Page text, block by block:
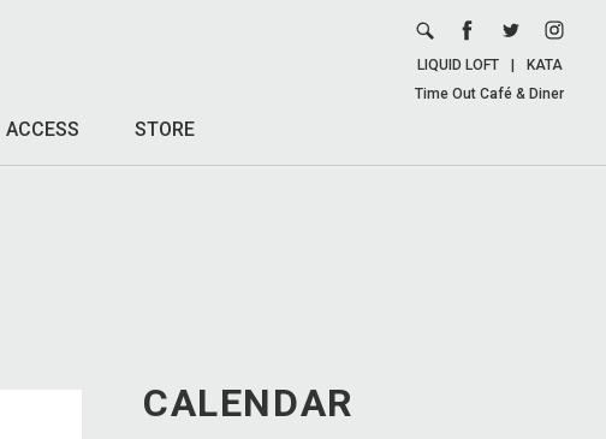
ACCESS STORE
LIQUID LOFT
KATA
Time Out Café & Diner
CALENDAR